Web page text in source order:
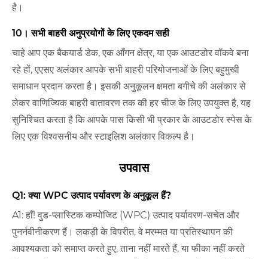
है।
10। सभी बाहरी अनुप्रयोगों के लिए एकदम सही
चाहे आप एक बैकयार्ड डेक, एक आँगन क्षेत्र, या एक आउटडोर वॉकवे बना
रहे हों, एएसए अलंकार आपके सभी बाहरी परियोजनाओं के लिए बहुमुखी
समाधान प्रदान करता है। इसकी अनुकूलन क्षमता बगीचे की अलंकार से
लेकर वाणिज्यिक बाहरी वातावरण तक की हर चीज के लिए उपयुक्त है, यह
सुनिश्चित करता है कि आपके पास किसी भी प्रकार के आउटडोर स्पेस के
लिए एक विश्वसनीय और स्टाइलिश अलंकार विकल्प है।
उपवास
Q1: क्या WPC उत्पाद पर्यावरण के अनुकूल हैं?
A1: हाँ! वुड-प्लास्टिक कम्पोजिट (WPC) उत्पाद पर्यावरण-सचेत और
पुनर्नवीनीकरण हैं। लकड़ी के विपरीत, वे मरम्मत या प्रतिस्थापन की
आवश्यकता को समाप्त करते हुए, ताना नहीं मारते हैं, या फीका नहीं करते